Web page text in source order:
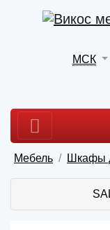
МСК
Мебель Шкафы